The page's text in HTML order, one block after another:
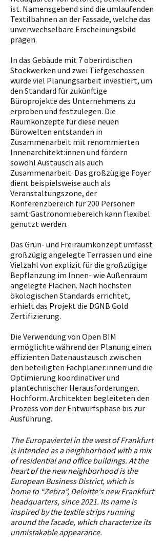
ist. Namensgebend sind die umlaufenden
Textilbahnen an der Fassade, welche das
unverwechselbare Erscheinungsbild
prägen.
In das Gebäude mit 7 oberirdischen
Stockwerken und zwei Tiefgeschossen
wurde viel Planungsarbeit investiert, um
den Standard für zukünftige
Büroprojekte des Unternehmens zu
erproben und festzulegen. Die
Raumkonzepte für diese neuen
Bürowelten entstanden in
Zusammenarbeit mit renommierten
Innenarchitekt:innen und fördern
sowohl Austausch als auch
Zusammenarbeit. Das großzügige Foyer
dient beispielsweise auch als
Veranstaltungszone, der
Konferenzbereich für 200 Personen
samt Gastronomiebereich kann flexibel
genutzt werden.
Das Grün- und Freiraumkonzept umfasst
großzügig angelegte Terrassen und eine
Vielzahl von explizit für die großzügige
Bepflanzung im Innen- wie Außenraum
angelegte Flächen. Nach höchsten
ökologischen Standards errichtet,
erhielt das Projekt die DGNB Gold
Zertifizierung.
Die Verwendung von Open BIM
ermöglichte während der Planung einen
effizienten Datenaustausch zwischen
den beteiligten Fachplaner:innen und die
Optimierung koordinativer und
plantechnischer Herausforderungen.
Hochform. Architekten begleiteten den
Prozess von der Entwurfsphase bis zur
Ausführung.
The Europaviertel in the west of Frankfurt
is intended as a neighborhood with a mix
of residential and office buildings. At the
heart of the new neighborhood is the
European Business District, which is
home to “Zebra”, Deloitte's new Frankfurt
headquarters, since 2021. Its name is
inspired by the textile strips running
around the facade, which characterize its
unmistakable appearance.